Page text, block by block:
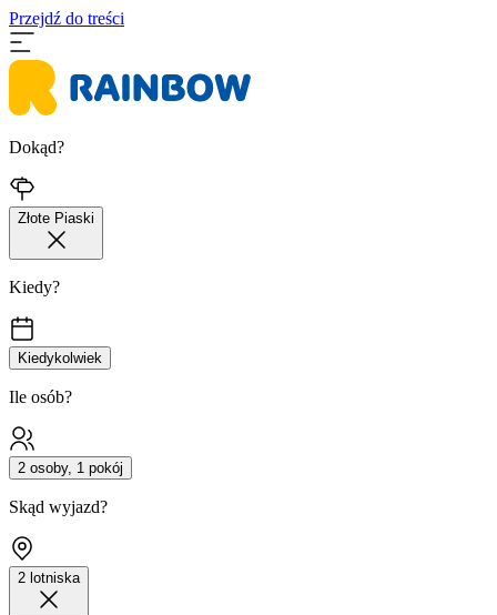
Przejdź do treści
Dokąd?
Złote Piaski
Kiedy?
Kiedykolwiek
Ile osób?
2 osoby, 1 pokój
Skąd wyjazd?
2 lotniska